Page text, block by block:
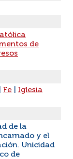
de
Fe
Iglesia
de la
y el
Unicidad
de